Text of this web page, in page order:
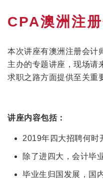
CPA澳洲注
本次讲座有澳洲注册会计
主办的专题讲座，现场请
求职之路方面提供至关重
讲座内容包括：
2019年四大招聘何时
除了进四大，会计毕
毕业生归国发展，国